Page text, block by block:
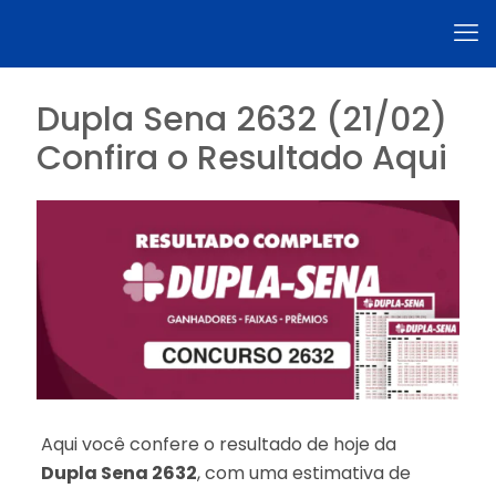
Dupla Sena 2632 (21/02)
Confira o Resultado Aqui
Aqui você confere o resultado de hoje da
Dupla Sena 2632, com uma estimativa de